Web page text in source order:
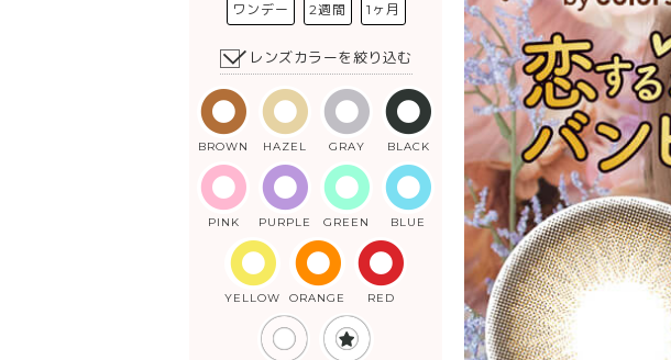
ワンデー 2週間 1ヶ月
レンズカラーを絞り込む
BROWN HAZEL GRAY BLACK
PINK PURPLE GREEN BLUE
YELLOW ORANGE RED